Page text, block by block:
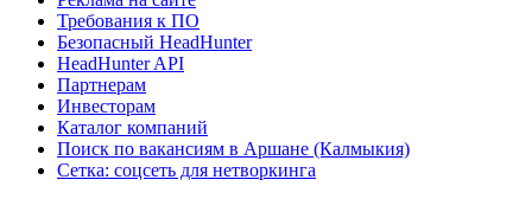
Требования к ПО
Безопасный HeadHunter
HeadHunter API
Партнерам
Инвесторам
Каталог компаний
Поиск по вакансиям в Аршане (Калмыкия)
Сетка: соцсеть для нетворкинга